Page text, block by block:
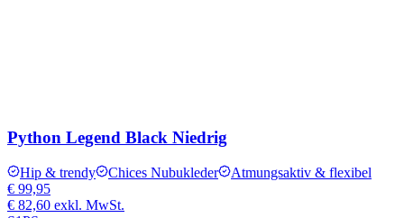
Python Legend Black Niedrig
Hip & trendy Chices Nubukleder
Atmungsaktiv & flexibel
€ 99,95
€ 82,60 exkl. MwSt.